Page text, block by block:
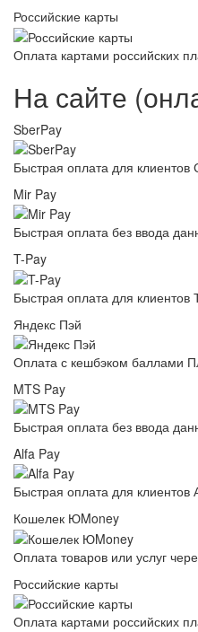
Российские карты
Оплата картами российских
На сайте
SberPay
Быстрая оплата для клиентов
Mir Pay
Быстрая оплата без ввода
T-Pay
Быстрая оплата для клиентов
Яндекс Пэй
Оплата с кешбэком баллами
MTS Pay
Быстрая оплата без ввода
Alfa Pay
Быстрая оплата для
Кошелек ЮMoney
Оплата товаров или услуг
Российские карты
Оплата картами российских